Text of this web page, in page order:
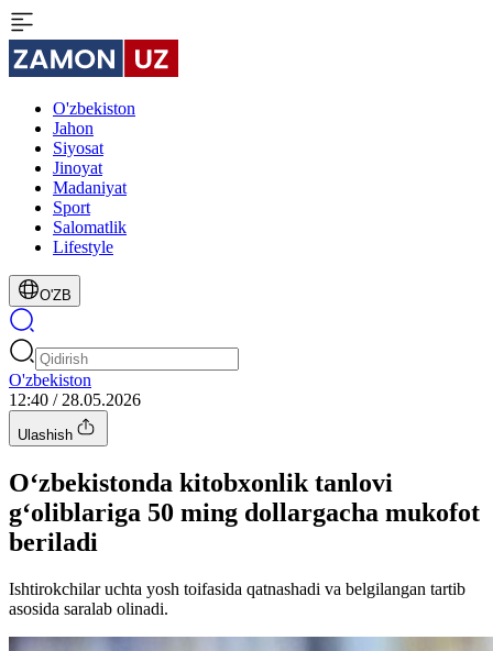
O'zbekiston
Jahon
Siyosat
Jinoyat
Madaniyat
Sport
Salomatlik
Lifestyle
O'ZB
O'zbekiston
12:40 / 28.05.2026
Ulashish
O‘zbekistonda kitobxonlik tanlovi
g‘oliblariga 50 ming dollargacha mukofot
beriladi
Ishtirokchilar uchta yosh toifasida qatnashadi va belgilangan tartib
asosida saralab olinadi.